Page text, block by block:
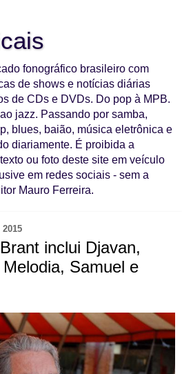
fonográfico brasileiro com
de shows e notícias diárias
de CDs e DVDs. Do pop à MPB.
jazz. Passando por samba,
blues, baião, música eletrônica e
diariamente. É proibida a
ou foto deste site em veículo
em redes sociais - sem a
Mauro Ferreira.
2015
inclui Djavan,
Samuel e